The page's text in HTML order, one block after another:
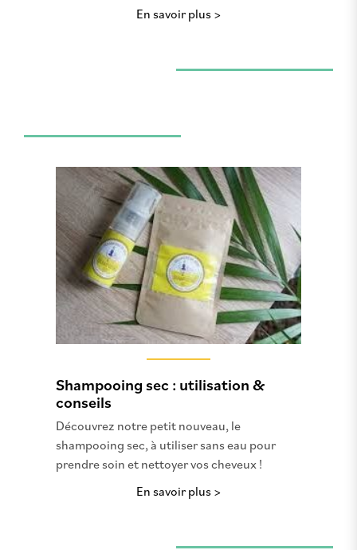
En savoir plus
Shampooing sec : utilisation &
conseils
Découvrez notre petit nouveau, le
shampooing sec, à utiliser sans eau pour
prendre soin et nettoyer vos cheveux !
En savoir plus